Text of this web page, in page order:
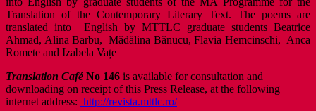
Translation of the Contemporary Literary Text. The poems are
translated into English by MTTLC graduate students Beatrice
Ahmad, Alina Barbu, Mădălina Bănucu, Flavia Hemcinschi, Anca
Romete and Izabela Vațe
Translation CaféNo 146 is available for consultation and
downloading on receipt of this Press Release, at the following
internet address: http://revista.mttlc.ro/